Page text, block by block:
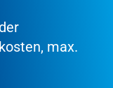
max.